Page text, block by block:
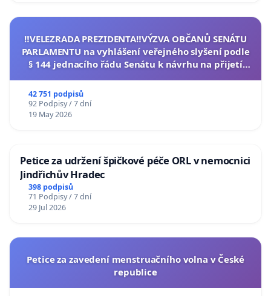
‼️VELEZRADA PREZIDENTA‼️VÝZVA OBČANŮ SENÁTU
PARLAMENTU na vyhlášení veřejného slyšení podle
§ 144 jednacího řádu Senátu k návrhu na přijetí
42 751 podpisů
92 Podpisy / 7 dní
19 May 2026
Petice za udržení špičkové péče ORL v nemocnici
Jindřichův Hradec
398 podpisů
71 Podpisy / 7 dní
29 Jul 2026
Petice za zavedení menstruačního volna v České
republice